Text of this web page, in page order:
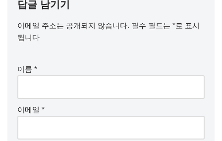
답글 남기기
이메일 주소는 공개되지 않습니다. 필수 필드는 *로 표시
됩니다
이름 *
이메일 *